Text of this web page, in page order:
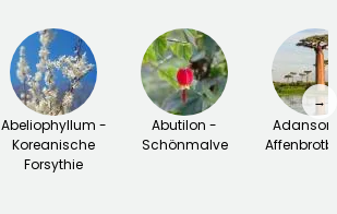
Abeliophyllum -
Koreanische
Forsythie
Abutilon -
Schönmalve
→